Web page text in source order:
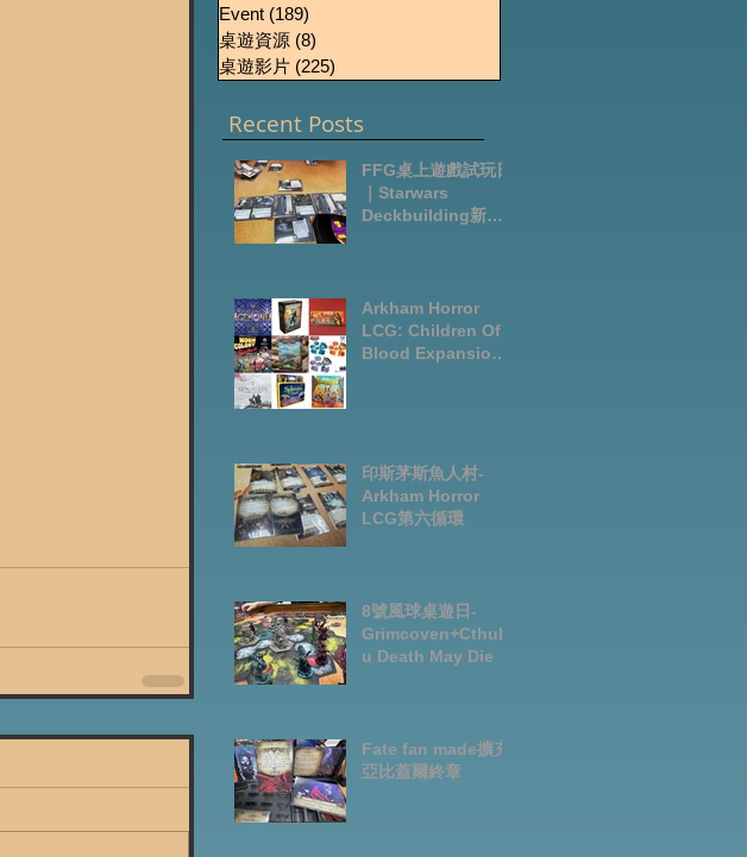
Event (189)
桌遊資源 (8)
桌遊影片 (225)
Recent Posts
FFG桌上遊戲試玩日
｜Starwars
Deckbuilding新擴
deck
Arkham Horror
LCG: Children Of
Blood Expansion
印斯茅斯魚人村-
Arkham Horror
LCG第六循環
8號風球桌遊日-
Grimcoven+Cthulh
u Death May Die
Fate fan made擴充-
亞比蓋爾終章